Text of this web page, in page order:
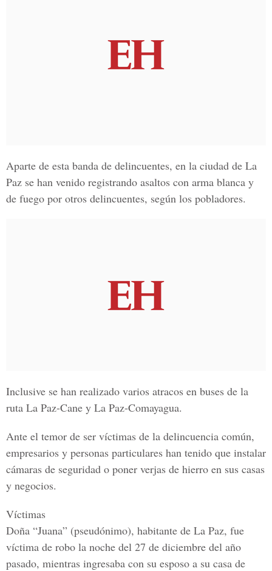
Aparte de esta banda de delincuentes, en la ciudad de La
Paz se han venido registrando asaltos con arma blanca y
de fuego por otros delincuentes, según los pobladores.
Inclusive se han realizado varios atracos en buses de la
ruta La Paz-Cane y La Paz-Comayagua.
Ante el temor de ser víctimas de la delincuencia común,
empresarios y personas particulares han tenido que instalar
cámaras de seguridad o poner verjas de hierro en sus casas
y negocios.
Víctimas
Doña “Juana” (pseudónimo), habitante de La Paz, fue
víctima de robo la noche del 27 de diciembre del año
pasado, mientras ingresaba con su esposo a su casa de